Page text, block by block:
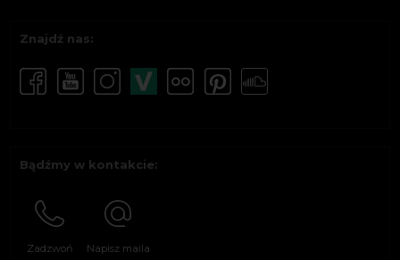
Znajdź nas:
Bądźmy w kontakcie:
Zadzwoń Napisz maila